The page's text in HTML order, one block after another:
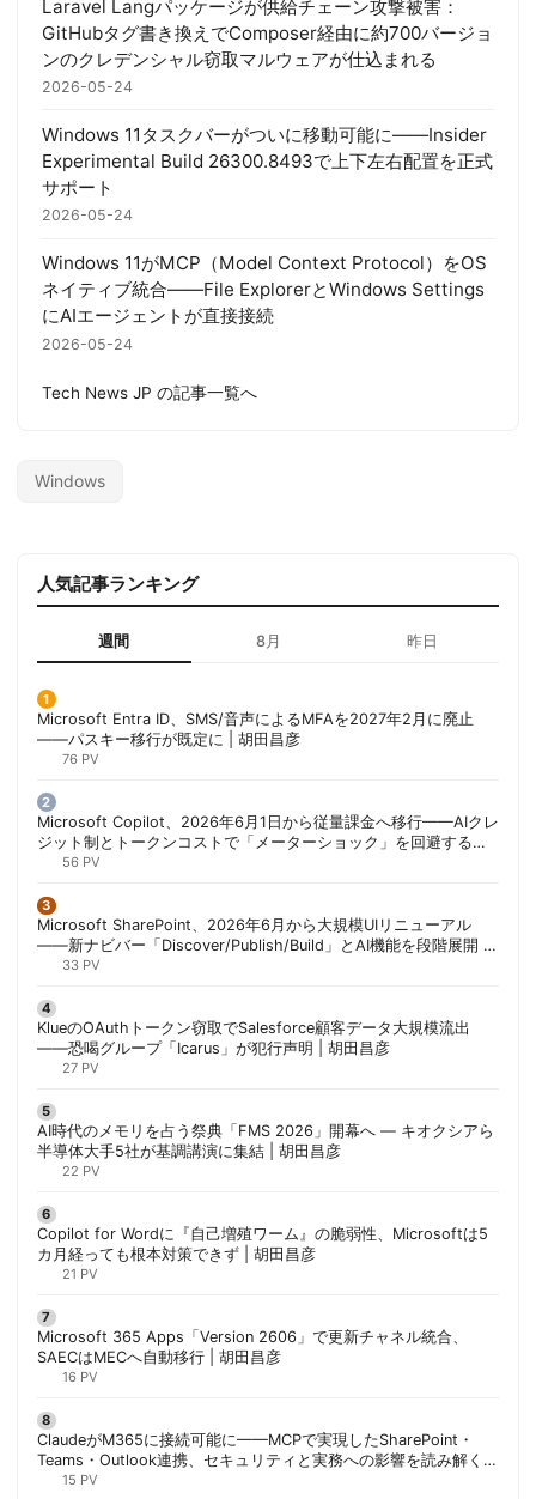
Laravel Langパッケージが供給チェーン攻撃被害：
GitHubタグ書き換えでComposer経由に約700バージョ
ンのクレデンシャル窃取マルウェアが仕込まれる
2026-05-24
Windows 11タスクバーがついに移動可能に——Insider
Experimental Build 26300.8493で上下左右配置を正式
サポート
2026-05-24
Windows 11がMCP（Model Context Protocol）をOS
ネイティブ統合——File ExplorerとWindows Settings
にAIエージェントが直接接続
2026-05-24
Tech News JP の記事一覧へ
Windows
人気記事ランキング
週間 8月 昨日
Microsoft Entra ID、SMS/音声によるMFAを2027年2月に廃止
——パスキー移行が既定に | 胡田昌彦
76 PV
Microsoft Copilot、2026年6月1日から従量課金へ移行——AIクレ
ジット制とトークンコストで「メーターショック」を回避する方
法 | 胡田昌彦
56 PV
Microsoft SharePoint、2026年6月から大規模UIリニューアル
——新ナビバー「Discover/Publish/Build」とAI機能を段階展開 |
胡田昌彦
33 PV
KlueのOAuthトークン窃取でSalesforce顧客データ大規模流出
——恐喝グループ「Icarus」が犯行声明 | 胡田昌彦
27 PV
AI時代のメモリを占う祭典「FMS 2026」開幕へ ― キオクシアら
半導体大手5社が基調講演に集結 | 胡田昌彦
22 PV
Copilot for Wordに『自己増殖ワーム』の脆弱性、Microsoftは5
カ月経っても根本対策できず | 胡田昌彦
21 PV
Microsoft 365 Apps「Version 2606」で更新チャネル統合、
SAECはMECへ自動移行 | 胡田昌彦
16 PV
ClaudeがM365に接続可能に——MCPで実現したSharePoint・
Teams・Outlook連携、セキュリティと実務への影響を読み解く |
胡田昌彦
15 PV